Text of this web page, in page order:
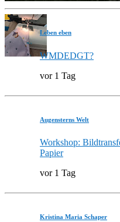
Leben eben
WMDEDGT?
vor 1 Tag
Augensterns Welt
Workshop:
Papier
vor 1 Tag
Kristina Maria Schaper